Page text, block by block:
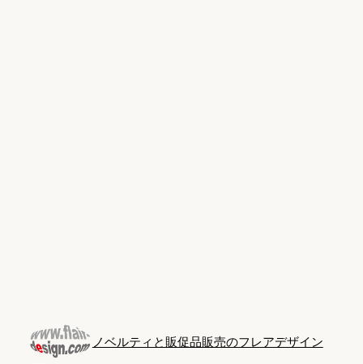
ノベルティと販促品販売のフレアデザイン